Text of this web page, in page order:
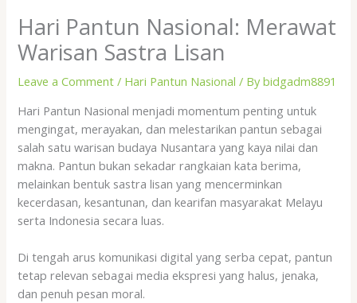
Hari Pantun Nasional: Merawat
Warisan Sastra Lisan
Leave a Comment / Hari Pantun Nasional / Bybidgadm8891
Hari Pantun Nasional menjadi momentum penting untuk
mengingat, merayakan, dan melestarikan pantun sebagai
salah satu warisan budaya Nusantara yang kaya nilai dan
makna. Pantun bukan sekadar rangkaian kata berima,
melainkan bentuk sastra lisan yang mencerminkan
kecerdasan, kesantunan, dan kearifan masyarakat Melayu
serta Indonesia secara luas.
Di tengah arus komunikasi digital yang serba cepat, pantun
tetap relevan sebagai media ekspresi yang halus, jenaka,
dan penuh pesan moral.